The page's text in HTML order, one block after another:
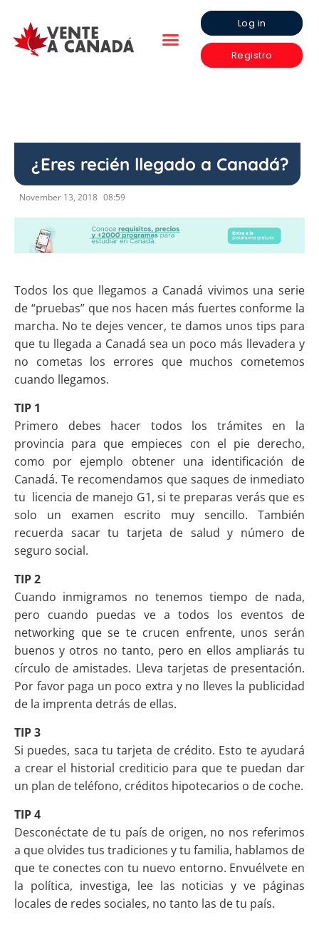
Log in
Registro
¿Eres recién llegado a Canadá?
November 13, 2018 08:59
Todos los que llegamos a Canadá vivimos una serie
de “pruebas” que nos hacen más fuertes conforme la
marcha. No te dejes vencer, te damos unos tips para
que tu llegada a Canadá sea un poco más llevadera y
no cometas los errores que muchos cometemos
cuando llegamos.
TIP 1
Primero debes hacer todos los trámites en la
provincia para que empieces con el pie derecho,
como por ejemplo obtener una identificación de
Canadá. Te recomendamos que saques de inmediato
tu licencia de manejo G1, si te preparas verás que es
solo un examen escrito muy sencillo. También
recuerda sacar tu tarjeta de salud y número de
seguro social.
TIP 2
Cuando inmigramos no tenemos tiempo de nada,
pero cuando puedas ve a todos los eventos de
networking que se te crucen enfrente, unos serán
buenos y otros no tanto, pero en ellos ampliarás tu
círculo de amistades. Lleva tarjetas de presentación.
Por favor paga un poco extra y no lleves la publicidad
de la imprenta detrás de ellas.
TIP 3
Si puedes, saca tu tarjeta de crédito. Esto te ayudará
a crear el historial crediticio para que te puedan dar
un plan de teléfono, créditos hipotecarios o de coche.
TIP 4
Desconéctate de tu país de origen, no nos referimos
a que olvides tus tradiciones y tu familia, hablamos de
que te conectes con tu nuevo entorno. Envuélvete en
la política, investiga, lee las noticias y ve páginas
locales de redes sociales, no tanto las de tu país.